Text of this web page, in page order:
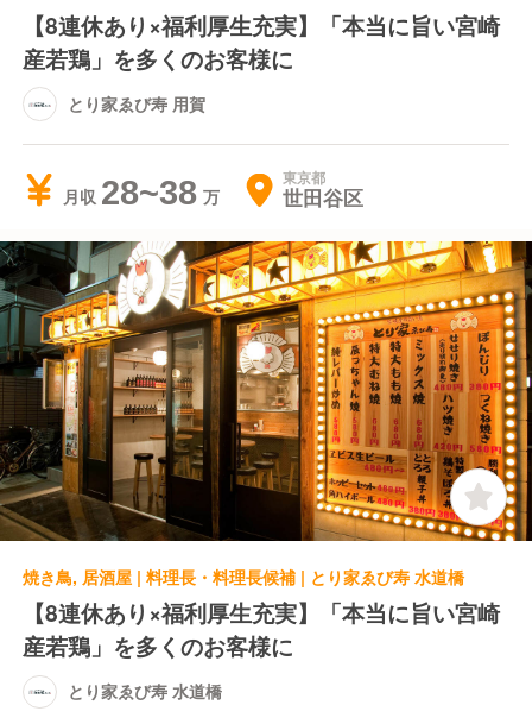
【8連休あり×福利厚生充実】「本当に旨い宮崎
産若鶏」を多くのお客様に
とり家ゑび寿 用賀
月収 28~38 東京都
世田谷区
焼き鳥, 居酒屋 | 料理長・料理長候補 | とり家ゑび寿 水道橋
【8連休あり×福利厚生充実】「本当に旨い宮崎
産若鶏」を多くのお客様に
とり家ゑび寿 水道橋